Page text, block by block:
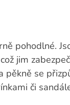
pohodlné.
jim
pěkně se
či